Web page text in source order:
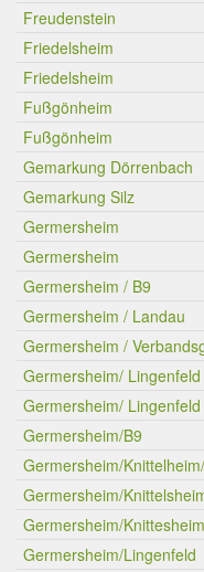
Freudenstein
Friedelsheim
Friedelsheim
Fußgönheim
Fußgönheim
Gemarkung Dörrenbach
Gemarkung Silz
Germersheim
Germersheim
Germersheim / B9
Germersheim / Landau
Germersheim /
Germersheim/ Lingenfeld
Germersheim/ Lingenfeld
Germersheim/B9
Germersheim/
Germersheim/
Germersheim/Knittesheim
Germersheim/Lingenfeld